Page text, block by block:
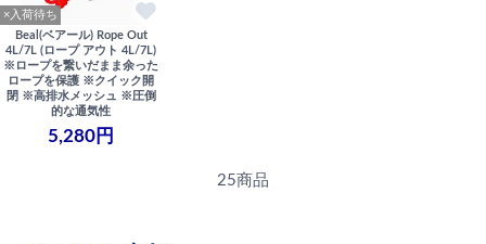
×入荷待ち
Beal(ベアール) Rope Out
4L/7L (ロープ アウト 4L/7L)
※ロープを繋いだまま余った
ロープを保護 ※クイック開
閉 ※高排水メッシュ ※圧倒
的な通気性
5,280円
25商品